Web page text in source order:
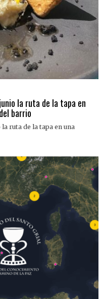
la ruta de la tapa en
barrio
ruta de la tapa en una